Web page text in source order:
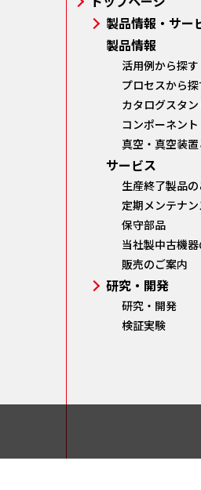
製品情報・サー
製品情報
活用例から探す
プロセスから探
カタログスタン
コンポーネント
真空・真空装置
サービス
生産終了製品
定期メンテナ
保守部品
当社製中古機器
販売のご案内
研究・開発
研究・開発
検証実験